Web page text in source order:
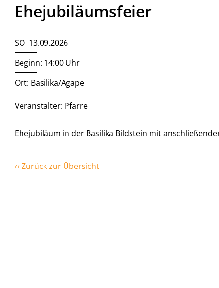
Ehejubiläumsfeier
SO 13.09.2026
Beginn: 14:00 Uhr
Ort: Basilika/Agape
Veranstalter: Pfarre
Ehejubiläum in der Basilika Bildstein mit
‹‹ Zurück zur Übersicht